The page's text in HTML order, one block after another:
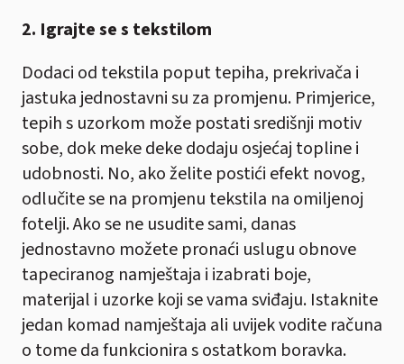
2. Igrajte se s tekstilom
Dodaci od tekstila poput tepiha, prekrivača i
jastuka jednostavni su za promjenu. Primjerice,
tepih s uzorkom može postati središnji motiv
sobe, dok meke deke dodaju osjećaj topline i
udobnosti. No, ako želite postići efekt novog,
odlučite se na promjenu tekstila na omiljenoj
fotelji. Ako se ne usudite sami, danas
jednostavno možete pronaći uslugu obnove
tapeciranog namještaja i izabrati boje,
materijal i uzorke koji se vama sviđaju. Istaknite
jedan komad namještaja ali uvijek vodite računa
o tome da funkcionira s ostatkom boravka.